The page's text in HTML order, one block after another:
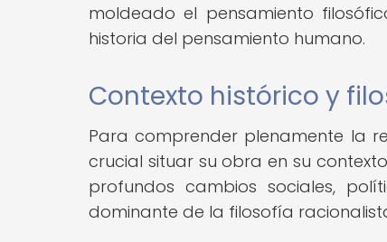
moldeado el pensamiento
historia del pensamiento humano.
Contexto histórico y
Para comprender plenamente la
crucial situar su obra en su
profundos cambios sociales,
dominante de la filosofía